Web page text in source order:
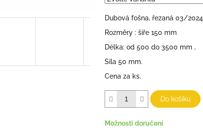
hvězdiček.
Dubová fošna, řezaná 03/2024
Rozměry : šíře 150 mm
Délka: od 500 do 3500 mm ,
Síla 50 mm.
Cena za ks.
Do košíku
Možnosti doručení